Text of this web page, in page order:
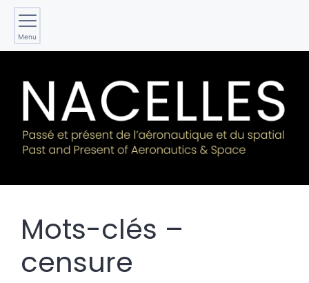
Menu
Mots-clés –
censure